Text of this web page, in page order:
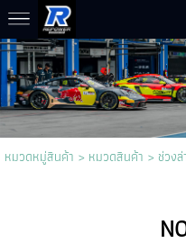
หมวดหมู่สินค้า > หมวดสินค้า > ช่วงล่